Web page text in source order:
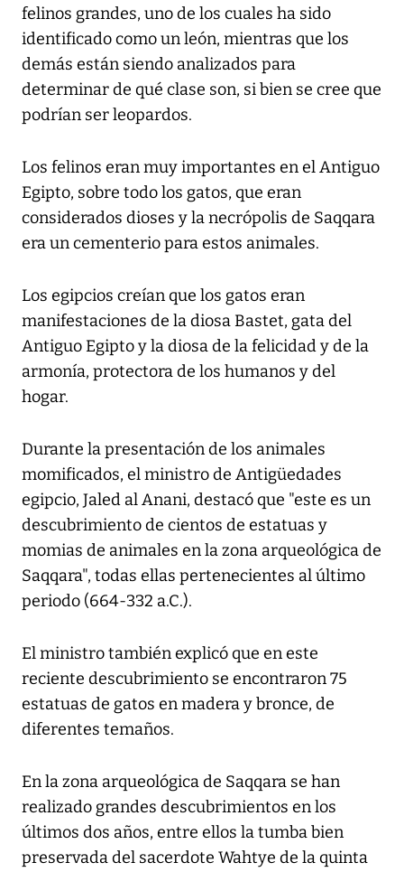
felinos grandes, uno de los cuales ha sido
identificado como un león, mientras que los
demás están siendo analizados para
determinar de qué clase son, si bien se cree que
podrían ser leopardos.
Los felinos eran muy importantes en el Antiguo
Egipto, sobre todo los gatos, que eran
considerados dioses y la necrópolis de Saqqara
era un cementerio para estos animales.
Los egipcios creían que los gatos eran
manifestaciones de la diosa Bastet, gata del
Antiguo Egipto y la diosa de la felicidad y de la
armonía, protectora de los humanos y del
hogar.
Durante la presentación de los animales
momificados, el ministro de Antigüedades
egipcio, Jaled al Anani, destacó que "este es un
descubrimiento de cientos de estatuas y
momias de animales en la zona arqueológica de
Saqqara", todas ellas pertenecientes al último
periodo (664-332 a.C.).
El ministro también explicó que en este
reciente descubrimiento se encontraron 75
estatuas de gatos en madera y bronce, de
diferentes temaños.
En la zona arqueológica de Saqqara se han
realizado grandes descubrimientos en los
últimos dos años, entre ellos la tumba bien
preservada del sacerdote Wahtye de la quinta